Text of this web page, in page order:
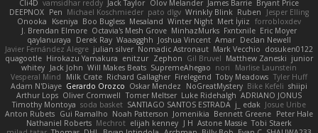
Cli4D vamsidhar reddy Jack Taylor Olov Melander James Barrie Bryant Price
DEEPNOX Pen Michael Koschmieder pato dlgv Wrinkly Blink Ruben
Jesper Elling
Onooka
Kseniya Boo Bugless Mesaland Winter Night Mert İyiiz forrobloxdev
J. Brendan Elmore Octavia's Mesh Grove MinhazMurks Fxntxnile Eric Moyer
qaylanuraya
Derek Ray Waaagghh Joshua Vincent Amar Declan Newell
Javier Fernández Alegre julian silver Nomadic Astronaut Mark Vecchio dosuken0122
quagootle Hirokazu Yamakura enitzur Zephon Gil Bruvel Matthew Zaneski junior
whitey Jack John Will Makes Beats SupremeAhegao nori
Marlise Launstein
Vesperal Mind
Milk Crate Richard Gallagher Firelegend Toby Meadows Tyler Huff
Adam N'Diaye Gerardo Orozco Oskar Mendez NoGreatMystery Bike Kefeli shiipi
Arthur Lops Oliver Cromwell Tomer Meltser Luke Ridehalgh ADRIANO JONUS
Timothy Montoya soda basket SANTIAGO SANTOS ESTRADA j_ edak Josue Uribe
Anton Rubets Gui Ramalho Noah Patterson Jomenikia Bennett Greene Peter Hale
Nathaniel Roberts Mechrot elijah kenney J H Astone Massie Tobi Staerk